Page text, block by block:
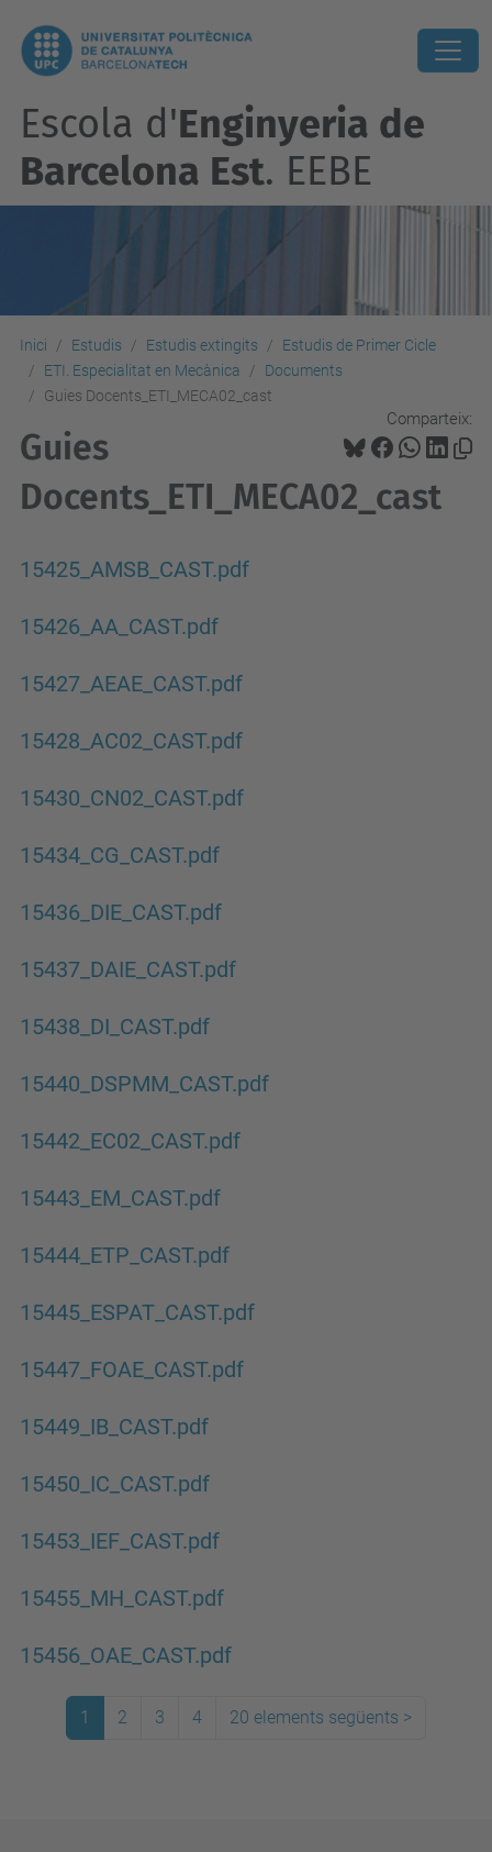
Escola d'Enginyeria de
Barcelona Est. EEBE
Inici Estudis Estudis extingits
Estudis de Primer Cicle
ETI. Especialitat en Mecànica
Documents
Guies Docents_ETI_MECA02_cast
Comparteix:
Guies
Docents_ETI_MECA02_cast
15425_AMSB_CAST.pdf
15426_AA_CAST.pdf
15427_AEAE_CAST.pdf
15428_AC02_CAST.pdf
15430_CN02_CAST.pdf
15434_CG_CAST.pdf
15436_DIE_CAST.pdf
15437_DAIE_CAST.pdf
15438_DI_CAST.pdf
15440_DSPMM_CAST.pdf
15442_EC02_CAST.pdf
15443_EM_CAST.pdf
15444_ETP_CAST.pdf
15445_ESPAT_CAST.pdf
15447_FOAE_CAST.pdf
15449_IB_CAST.pdf
15450_IC_CAST.pdf
15453_IEF_CAST.pdf
15455_MH_CAST.pdf
15456_OAE_CAST.pdf
1 2 3 4 20 elements següents >